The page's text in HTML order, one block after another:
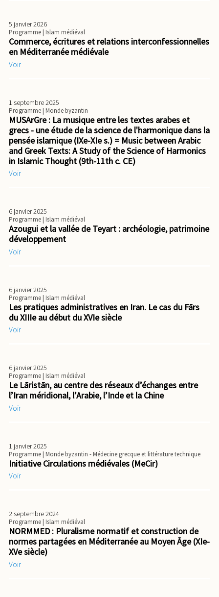
5 janvier 2026
Programme| Islam médiéval
Commerce, écritures et relations interconfessionnelles
en Méditerranée médiévale
Voir
1 septembre 2025
Programme| Monde byzantin
MUSArGre : La musique entre les textes arabes et
grecs - une étude de la science de l'harmonique dans la
pensée islamique (IXe-XIe s.) = Music between Arabic
and Greek Texts: A Study of the Science of Harmonics
in Islamic Thought (9th-11th c. CE)
Voir
6 janvier 2025
Programme| Islam médiéval
Azougui et la vallée de Teyart : archéologie, patrimoine
développement
Voir
6 janvier 2025
Programme| Islam médiéval
Les pratiques administratives en Iran. Le cas du Fārs
du XIIIe au début du XVIe siècle
Voir
6 janvier 2025
Programme| Islam médiéval
Le Lāristān, au centre des réseaux d’échanges entre
l’Iran méridional, l’Arabie, l’Inde et la Chine
Voir
1 janvier 2025
Programme| Monde byzantin - Médecine grecque et littérature technique
Initiative Circulations médiévales (MeCir)
Voir
2 septembre 2024
Programme| Islam médiéval
NORMMED : Pluralisme normatif et construction de
normes partagées en Méditerranée au Moyen Âge (XIe-
XVe siècle)
Voir